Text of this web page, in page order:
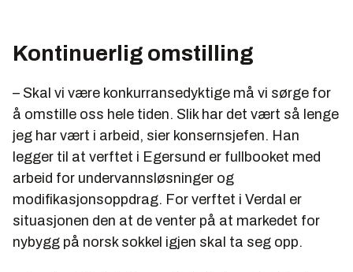
Kontinuerlig omstilling
– Skal vi være konkurransedyktige må vi sørge for
å omstille oss hele tiden. Slik har det vært så lenge
jeg har vært i arbeid, sier konsernsjefen. Han
legger til at verftet i Egersund er fullbooket med
arbeid for undervannsløsninger og
modifikasjonsoppdrag. For verftet i Verdal er
situasjonen den at de venter på at markedet for
nybygg på norsk sokkel igjen skal ta seg opp.